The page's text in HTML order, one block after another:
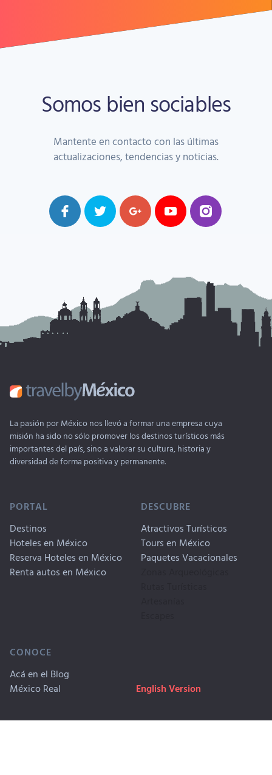
Somos bien sociables
Mantente en contacto con las últimas
actualizaciones, tendencias y noticias.
La pasión por México nos llevó a formar una empresa cuya
misión ha sido no sólo promover los destinos turísticos más
importantes del país, sino a valorar su cultura, historia y
diversidad de forma positiva y permanente.
PORTAL
Destinos
Hoteles en México
Reserva Hoteles en México
Renta autos en México
DESCUBRE
Atractivos Turísticos
Tours en México
Paquetes Vacacionales
CONOCE
Acá en el Blog
México Real
English Version